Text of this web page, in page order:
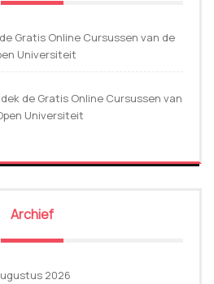
Gratis Online Cursussen van de
Universiteit
de Gratis Online Cursussen van
Universiteit
Archief
2026